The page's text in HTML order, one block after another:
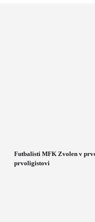
Futbalisti MFK Zvolen v
prvoligistovi